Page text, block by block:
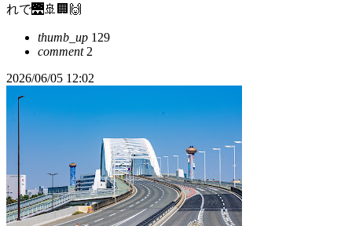
れで🌉🚢🏢🙌
thumb_up 129
comment2
2026/06/05 12:02